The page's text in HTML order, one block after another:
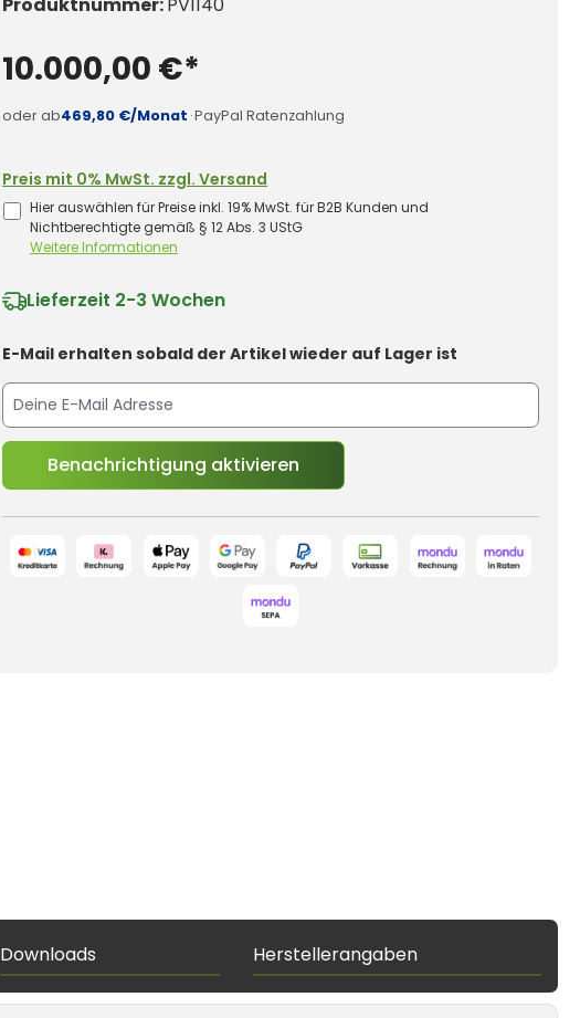
10.000,00 €*
oder ab469,80 €/Monat ·PayPal Ratenzahlung
Preis mit 0% MwSt. zzgl. Versand
Hier auswählen für Preise inkl. 19% MwSt. für B2B Kunden und
Nichtberechtigte gemäß § 12 Abs. 3 UStG
Weitere Informationen
Lieferzeit 2-3 Wochen
E-Mail erhalten sobald der Artikel wieder auf Lager ist
Benachrichtigung aktivieren
Downloads Herstellerangaben